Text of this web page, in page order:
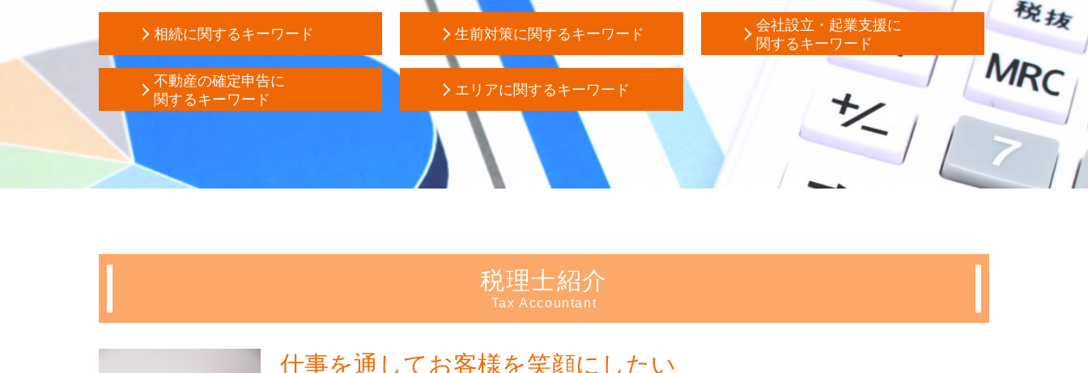
相続に関するキーワード
相続 範囲
相続税 基礎控除
公正証書遺言 遺留分
代償分割 相続税
相続税 遺留分
相続税 申告 自分で
贈与税 税率
限定承認 費用
相続税 修正申告
生前対策に関するキーワード
生前贈与 方法
後見 申立 必要書類
家族信託 認知症
任意後見契約 公正証書
任意後見人 手続き
財産管理 とは
相続税 二次相続
成年後見人 申請
成年後見制度 デメリット
生前贈与 手続き
任意後見 登記事項証明書
会社設立・起業支援に
関するキーワード
税務調査 事前通知
会社 定款
資本金 減資
税務調査 反面調査
不動産の確定申告に
関するキーワード
不動産 譲渡 所得税 計算
不動産所得 事業所得
サラリーマン 家賃 収入 確定申告
住宅ローン控除 計算
住宅ローン控除 条件
不動産 売却 赤字 確定申告
年末調整 不動産所得
エリアに関するキーワード
生前対策 中野区 相談
相続 新宿区 相談
起業支援 埼玉県 会計士
起業支援 新宿区 税理士
生前対策 豊島区 会計士
会社設立 東京都 会計士
生前対策 新宿区 相談
会社設立 中野区 相談
生前対策 東京都 税理士
税理士紹介
Tax Accountant
仕事を通してお客様を笑顔にしたい